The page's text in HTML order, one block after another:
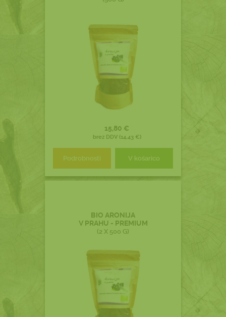
15,80 €
brez DDV (14,43 €)
Podrobnosti V košarico
BIO ARONIJA
V PRAHU - PREMIUM
(2 X 500 G)